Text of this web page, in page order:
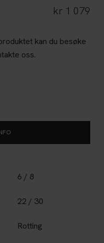
kr 1 079
kan du besøke
oss.
6 / 8
22 / 30
Rotting